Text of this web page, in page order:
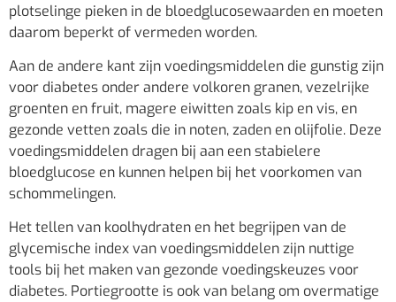
plotselinge pieken in de bloedglucosewaarden en moeten
daarom beperkt of vermeden worden.
Aan de andere kant zijn voedingsmiddelen die gunstig zijn
voor diabetes onder andere volkoren granen, vezelrijke
groenten en fruit, magere eiwitten zoals kip en vis, en
gezonde vetten zoals die in noten, zaden en olijfolie. Deze
voedingsmiddelen dragen bij aan een stabielere
bloedglucose en kunnen helpen bij het voorkomen van
schommelingen.
Het tellen van koolhydraten en het begrijpen van de
glycemische index van voedingsmiddelen zijn nuttige
tools bij het maken van gezonde voedingskeuzes voor
diabetes. Portiegrootte is ook van belang om overmatige